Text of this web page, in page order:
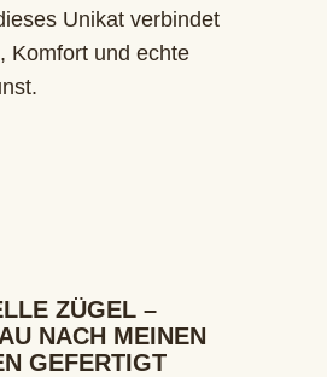
Unikat verbindet
Komfort und echte
ZÜGEL –
NACH MEINEN
GEFERTIGT